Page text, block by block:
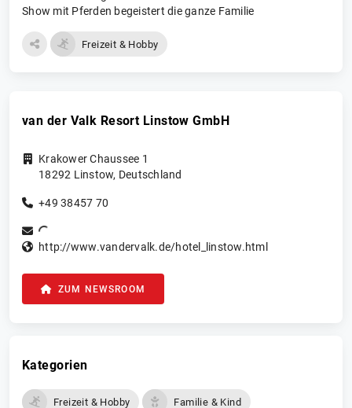
Show mit Pferden begeistert die ganze Familie
Freizeit & Hobby
van der Valk Resort Linstow GmbH
Krakower Chaussee 1
18292 Linstow, Deutschland
+49 38457 70
http://www.vandervalk.de/hotel_linstow.html
ZUM NEWSROOM
Kategorien
Freizeit & Hobby Familie & Kind